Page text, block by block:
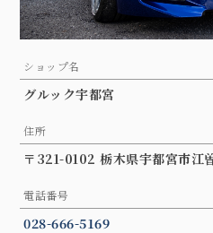
ショップ名
グルック宇都宮
住所
〒321-0102 栃木県宇都宮市江
電話番号
028-666-5169